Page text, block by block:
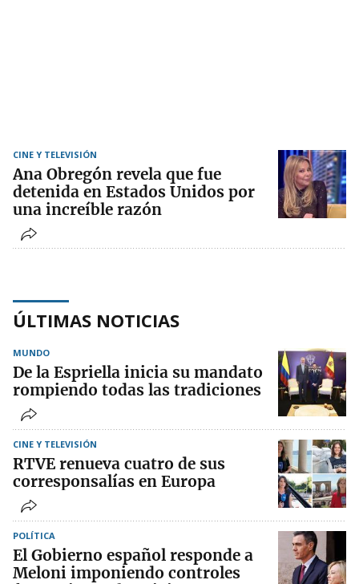
CINE Y TELEVISIÓN
Ana Obregón revela que fue
detenida en Estados Unidos por
una increíble razón
ÚLTIMAS NOTICIAS
MUNDO
De la Espriella inicia su mandato
rompiendo todas las tradiciones
CINE Y TELEVISIÓN
RTVE renueva cuatro de sus
corresponsalías en Europa
POLÍTICA
El Gobierno español responde a
Meloni imponiendo controles